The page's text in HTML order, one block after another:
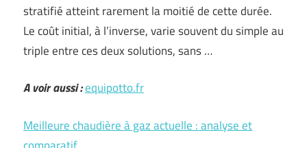
stratifié atteint rarement la moitié de cette durée.
Le coût initial, à l’inverse, varie souvent du simple au
triple entre ces deux solutions, sans …
A voir aussi :equipotto.fr
Meilleure chaudière à gaz actuelle : analyse et